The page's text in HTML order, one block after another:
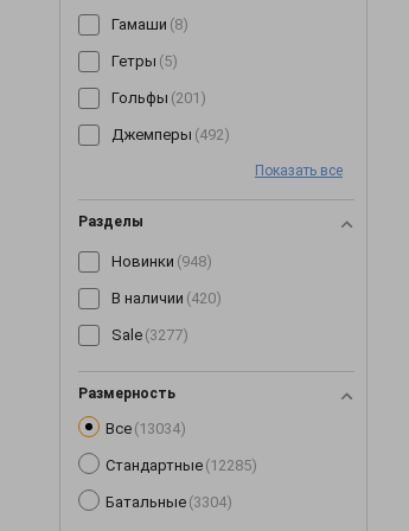
Гамаши (8)
Гетры (5)
Гольфы (201)
Джемперы (492)
Кепки(190)
Комбинезоны
Комплекты(268)
Корсеты(63)
Показать все
Разделы
Новинки (948)
В наличии (420)
Sale (3277)
Размерность
Все (13034)
Стандартные (12285)
Батальные (3304)